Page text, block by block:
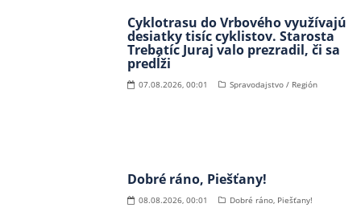
Cyklotrasu do Vrbového využívajú
desiatky tisíc cyklistov. Starosta
Trebatíc Juraj valo prezradil, či sa
predĺži
07.08.2026, 00:01 Spravodajstvo / Región
Dobré ráno, Piešťany!
08.08.2026, 00:01 Dobré ráno, Piešťany!